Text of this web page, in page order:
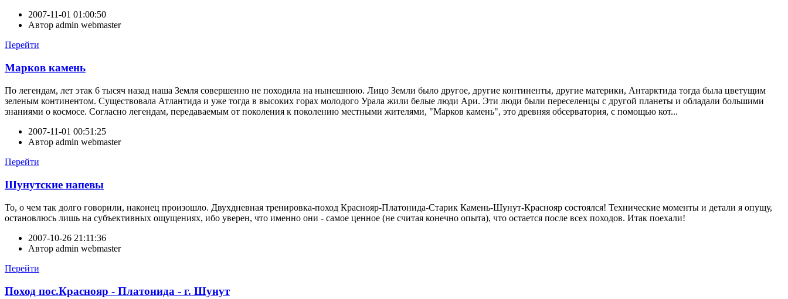
2007-11-01 01:00:50
Автор admin webmaster
Перейти
Марков камень
По легендам, лет этак 6 тысяч назад наша Земля совершенно не походила на нынешнюю. Лицо Земли было другое, другие континенты, другие материки, Антарктида тогда была цветущим
зеленым континентом. Существовала Атлантида и уже тогда в высоких горах молодого Урала жили белые люди Ари. Эти люди были переселенцы с другой планеты и обладали большими
знаниями о космосе. Согласно легендам, передаваемым от поколения к поколению местными жителями, "Марков камень", это древняя обсерватория, с помощью кот...
2007-11-01 00:51:25
Автор admin webmaster
Перейти
Шунутские напевы
То, о чем так долго говорили, наконец произошло. Двухдневная тренировка-поход Краснояр-Платонида-Старик Камень-Шунут-Краснояр состоялся! Технические моменты и детали я опущу,
остановлюсь лишь на субъективных ощущениях, ибо уверен, что именно они - самое ценное (не считая конечно опыта), что остается после всех походов. Итак поехали!
2007-10-26 21:11:36
Автор admin webmaster
Перейти
Поход пос.Краснояр - Платонида - г. Шунут